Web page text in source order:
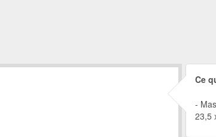
Ce
23,5